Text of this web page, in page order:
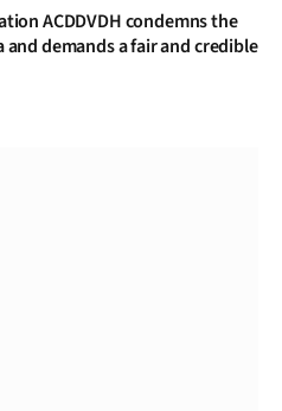
ACDDVDH condemns the
demands a fair and credible